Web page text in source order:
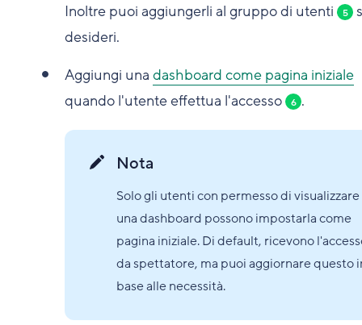
Inoltre puoi aggiungerli al gruppo di utenti
5
desideri.
Aggiungi una dashboard come pagina iniziale
quando l'utente effettua l'accesso
6 .
Nota
Solo gli utenti con permesso di visualizzare
una dashboard possono impostarla come
pagina iniziale. Di default, ricevono
da spettatore, ma puoi aggiornare questo
base alle necessità.